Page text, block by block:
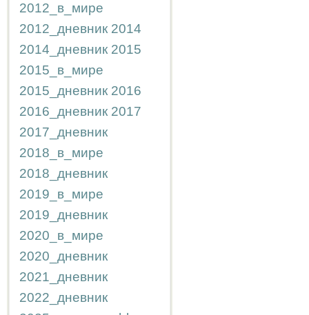
2012_в_мире
2012_дневник 2014
2014_дневник 2015
2015_в_мире
2015_дневник 2016
2016_дневник 2017
2017_дневник
2018_в_мире
2018_дневник
2019_в_мире
2019_дневник
2020_в_мире
2020_дневник
2021_дневник
2022_дневник